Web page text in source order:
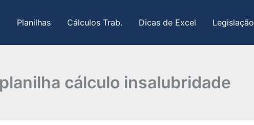
Planilhas Cálculos Trab. Dicas de Excel Legislação
planilha cálculo insalubridade